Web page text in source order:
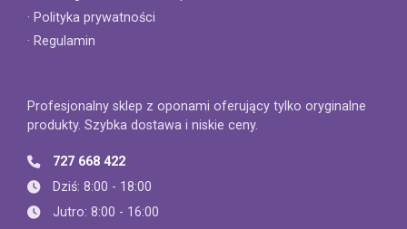
· Polityka prywatności
· Regulamin
Profesjonalny sklep z oponami oferujący tylko oryginalne
produkty. Szybka dostawa i niskie ceny.
727 668 422
Dziś: 8:00 - 18:00
Jutro: 8:00 - 16:00